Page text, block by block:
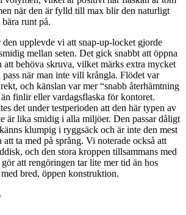
när den är fylld till max blir den naturligt
runt på.
upplevde vi att snap-up-locket gjorde
mellan seten. Det gick snabbt att öppna
att behöva skruva, vilket märks extra mycket
pass när man inte vill krångla. Flödet var
och känslan var mer “snabb återhämtning
finlir eller vardagsflaska för kontoret.
det under testperioden att den här typen av
är lika smidig i alla miljöer. Den passar dåligt
klumpig i ryggsäck och är inte den mest
att ta med på språng. Vi noterade också att
och den stora kroppen tillsammans med
att rengöringen tar lite mer tid än hos
bred, öppen konstruktion.